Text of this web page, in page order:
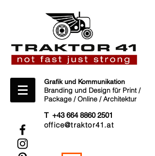
Grafik und Kommunikation
Branding und Design für Print /
Package / Online / Architektur
T +43 664 8860 2501
office@traktor41.at